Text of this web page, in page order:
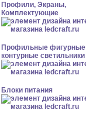
Профили, Экраны,
Комплектующие
Профильные фигурные
контурные светильники
Блоки питания